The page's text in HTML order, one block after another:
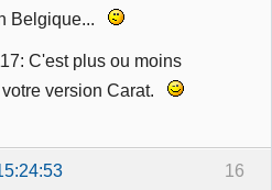
Belgique...
C'est plus ou moins
version Carat.
16